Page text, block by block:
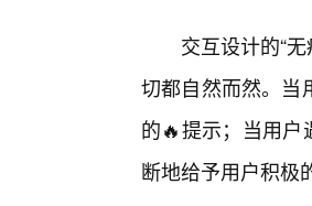
交互设计的“
切都自然而然。当
的🔥提示；当用户
断地给予用户积极